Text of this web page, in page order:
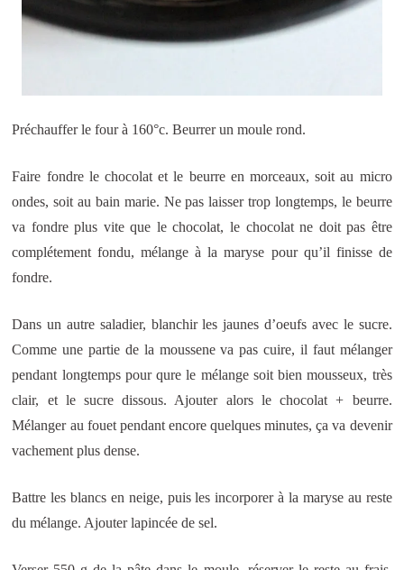
Préchauffer le four à 160°c. Beurrer un moule rond.
Faire fondre le chocolat et le beurre en morceaux, soit au micro
ondes, soit au bain marie. Ne pas laisser trop longtemps, le beurre
va fondre plus vite que le chocolat, le chocolat ne doit pas être
complétement fondu, mélange à la maryse pour qu’il finisse de
fondre.
Dans un autre saladier, blanchir les jaunes d’oeufs avec le sucre.
Comme une partie de la moussene va pas cuire, il faut mélanger
pendant longtemps pour qure le mélange soit bien mousseux, très
clair, et le sucre dissous. Ajouter alors le chocolat + beurre.
Mélanger au fouet pendant encore quelques minutes, ça va devenir
vachement plus dense.
Battre les blancs en neige, puis les incorporer à la maryse au reste
du mélange. Ajouter lapincée de sel.